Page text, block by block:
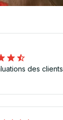
des clients